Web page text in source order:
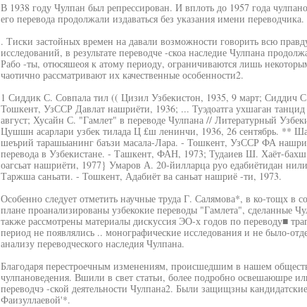
В 1938 году Чулпан был репрессирован. И вплоть до 1957 года
его перевода продолжали издаваться без указания имени переводчика.
. Тиски застойных времен на давали возможности говорить всю
исследований, в результате переводче -скоа наследие Чулпана
Рабо -ты, отюсяшеоя к атому периоду, ограничиваются лишь
чаотично рассматривают их качественные особенности2.
1 Сиддик С. Совпала тил (( Цизил Узбекистон, 1935, 9 март; Сиддич
Тошкент, УзССР Давлат нашриёти, 1936; ... Туэдоатга ухшаган
август; Хусайн С. "Гамлет" в переводе Чулпана // Литературный
Цушшн асарлари узбек тилада Ц £ш ленинчи, 1936, 26 сентябрь. **
шеърий тарашыанинг баъзи масала-Лара. - Тошкент, УзССР ФА
перевода в Узбекистане. - Ташкент, ФАН, 1973; Тудаиев Ш. Хаёт-
оагсьат нашриёти, 1977} Умаров А. 20-йилларца руо едабиётидан
Таржша саньати. - Тошкент, Адабиёт ва саньат нашриё -ти, 1973.
Особенно следует отметить научные труда Г. Салямова*, в ко-тощх в
плане проанализированы узбекокие переводы "Гамлета", сделанные
также рассмотрены материалы дискуссия ЭО-х годов по переводу■
период не появлялись .. монографические исследования и не было-
анализу переводческого наследия Чулпана.
Благодаря перестроечным изменениям, происшедшим в нашем
чулпановедения. Вшили в свет статьи, более подробно освешаюшре
переводчэ -ской деятельности Чулпана2. Были защищзны
Фаизуллаевой'*.